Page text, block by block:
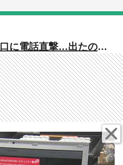
に電話直撃…出たの
ー”？ 県内でも約1500